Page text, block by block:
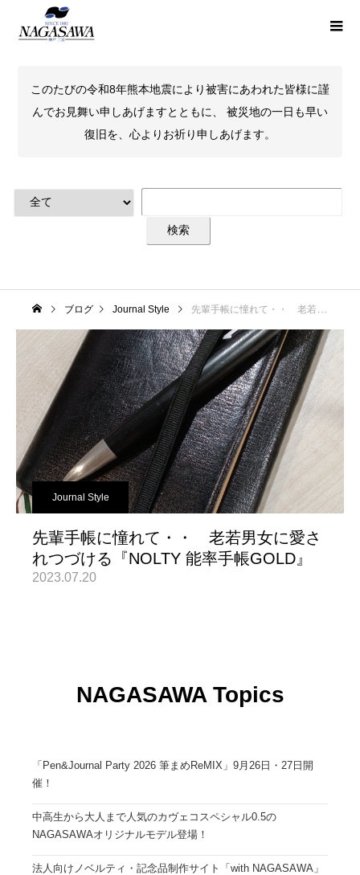
このたびの令和8年熊本地震により被害にあわれた皆様に謹
んでお見舞い申しあげますとともに、 被災地の一日も早い
復旧を、心よりお祈り申しあげます。
ブログ Journal Style 先輩手帳に憧れて・・ 老若男女に愛されつづける『NOLTY 能率手帳GOLD』
Journal Style
先輩手帳に憧れて・・ 老若男女に愛さ
れつづける『NOLTY 能率手帳GOLD』
2023.07.20
NAGASAWA Topics
「Pen&Journal Party 2026 筆まめReMIX」9月26日・27日開
催！
中高生から大人まで人気のカヴェコスペシャル0.5の
NAGASAWAオリジナルモデル登場！
法人向けノベルティ・記念品制作サイト「with NAGASAWA」